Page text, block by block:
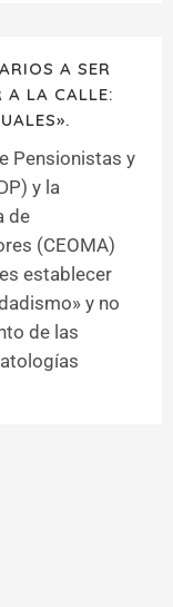
A SER
A LA CALLE:
Pensionistas y
y la
de
(CEOMA)
establecer
y no
de las